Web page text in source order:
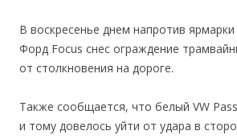
В воскресенье днем напротив
Форд Focus снес ограждение
от столкновения на дороге.
Также сообщается, что белый VW
и тому довелось уйти от удара в